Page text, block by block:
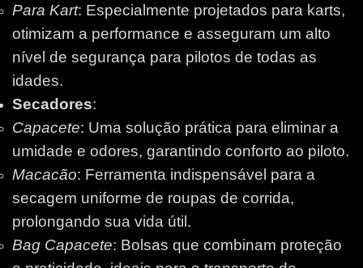
Para Kart: Especialmente projetados para karts,
otimizam a performance e asseguram um alto
nível de segurança para pilotos de todas as
idades.
Secadores:
Capacete: Uma solução prática para eliminar a
umidade e odores, garantindo conforto ao piloto.
Macacão: Ferramenta indispensável para a
secagem uniforme de roupas de corrida,
prolongando sua vida útil.
Bag Capacete: Bolsas que combinam proteção